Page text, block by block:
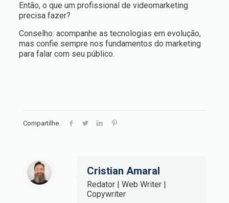
Então, o que um profissional de videomarketing
precisa fazer?
Conselho: acompanhe as tecnologias em evolução,
mas confie sempre nos fundamentos do marketing
para falar com seu público.
Compartilhe
Cristian Amaral
Redator | Web Writer |
Copywriter